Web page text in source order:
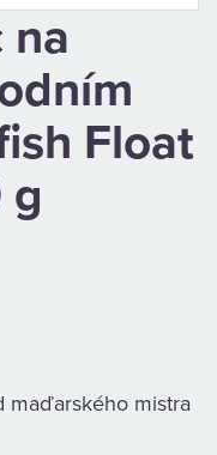
na
Float
g
maďarského mistra